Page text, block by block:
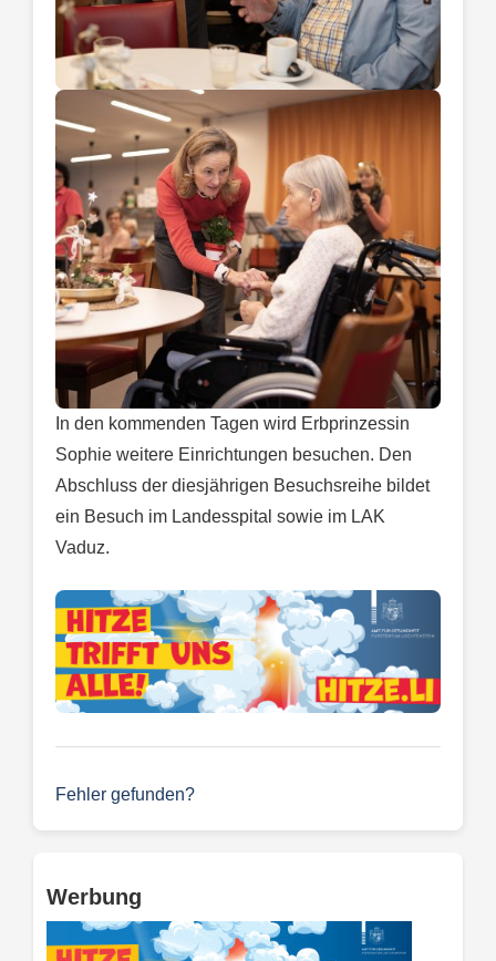
In den kommenden Tagen wird Erbprinzessin
Sophie weitere Einrichtungen besuchen. Den
Abschluss der diesjährigen Besuchsreihe bildet
ein Besuch im Landesspital sowie im LAK
Vaduz.
Fehler gefunden?
Werbung